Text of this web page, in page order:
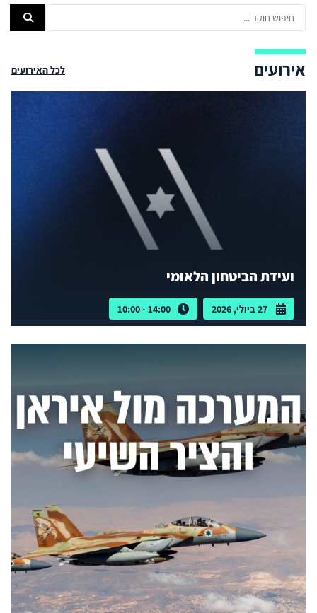
אירועים לכל האירועים
ועידת הביטחון הלאומי
27 ביולי, 2026 14:00 - 10:00